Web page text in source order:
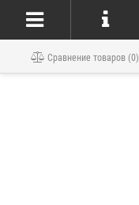
Блог
Сравнение товаров (0)